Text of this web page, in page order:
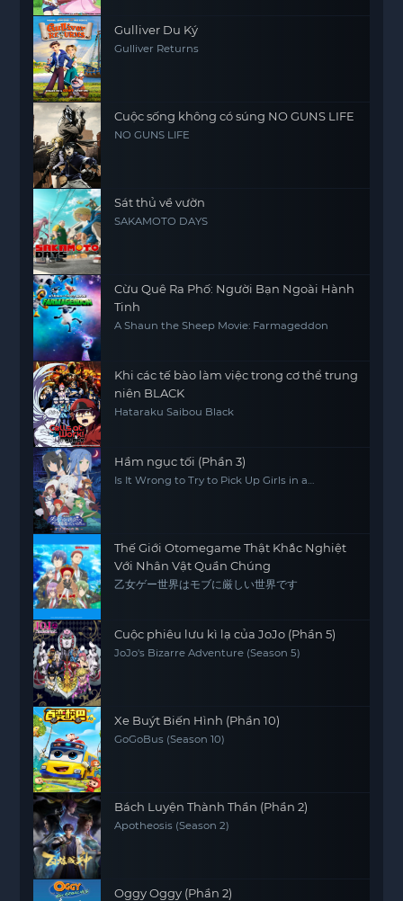
Gulliver Du Ký
Gulliver Returns
Cuộc sống không có súng NO GUNS LIFE
NO GUNS LIFE
Sát thủ về vườn
SAKAMOTO DAYS
Cừu Quê Ra Phố: Người Bạn Ngoài Hành
Tinh
A Shaun the Sheep Movie: Farmageddon
Khi các tế bào làm việc trong cơ thể trung
niên BLACK
Hataraku Saibou Black
Hầm ngục tối (Phần 3)
Is It Wrong to Try to Pick Up Girls in a
Thế Giới Otomegame Thật Khắc Nghiệt
Với Nhân Vật Quần Chúng
乙女ゲー世界はモブに厳しい世界です
Cuộc phiêu lưu kì lạ của JoJo (Phần 5)
JoJo's Bizarre Adventure (Season 5)
Xe Buýt Biến Hình (Phần 10)
GoGoBus (Season 10)
Bách Luyện Thành Thần (Phần 2)
Apotheosis (Season 2)
Oggy Oggy (Phần 2)